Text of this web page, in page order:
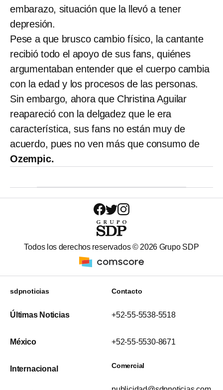
embarazo, situación que la llevó a tener
depresión.
Pese a que brusco cambio físico, la cantante
recibió todo el apoyo de sus fans, quiénes
argumentaban entender que el cuerpo cambia
con la edad y los procesos de las personas.
Sin embargo, ahora que Christina Aguilar
reapareció con la delgadez que le era
característica, sus fans no están muy de
acuerdo, pues no ven más que consumo de
Ozempic.
Todos los derechos reservados ©2026 Grupo SDP
sdpnoticias
Últimas Noticias
México
Internacional
Contacto
+52-55-5538-5518
+52-55-5530-8671
Comercial